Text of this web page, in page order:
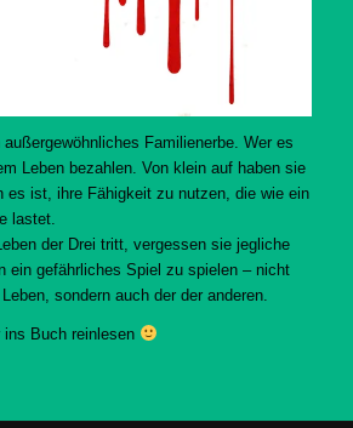
Familienerbe. Wer es
Leben bezahlen. Von klein auf haben sie
es ist, ihre Fähigkeit zu nutzen, die wie ein
lastet.
der Drei tritt, vergessen sie jegliche
ein gefährliches Spiel zu spielen – nicht
sondern auch der der anderen.
Buch reinlesen